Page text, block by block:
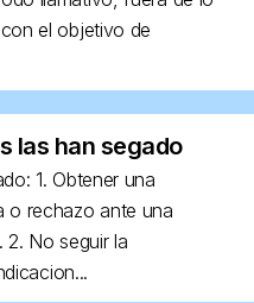
el objetivo de
las han segado
1. Obtener una
o rechazo ante una
2. No seguir la